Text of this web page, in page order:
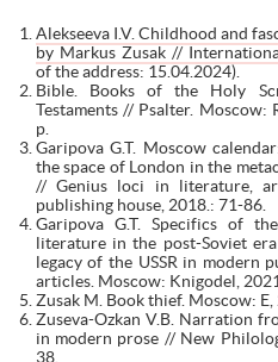
Alekseeva I.V. Childhood and
by Markus Zusak //
of the address: 15.04.2024).
Bible. Books of the Holy
Testaments // Psalter. Moscow:
p.
Garipova G.T. Moscow
the space of London in the
// Genius loci in literature,
publishing house, 2018.: 71-86.
Garipova G.T. Specifics of
literature in the post-Soviet
legacy of the USSR in modern
articles. Moscow: Knigodel,
Zusak M. Book thief. Moscow: E,
Zuseva-Ozkan V.B. Narration
in modern prose // New
38.